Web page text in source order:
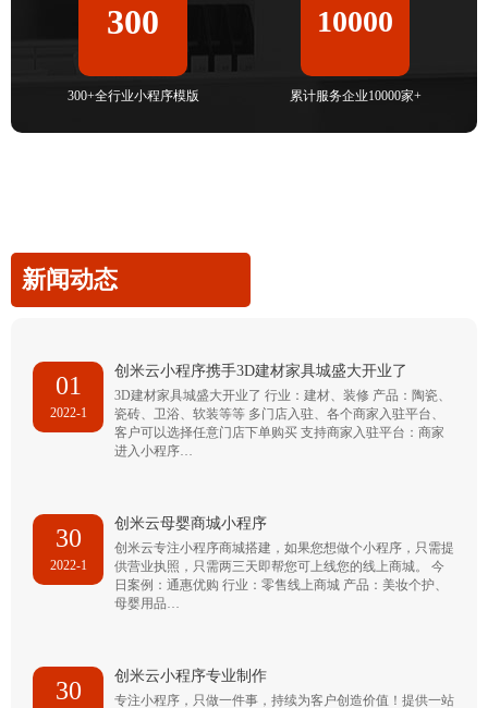
300
300+全行业小程序模版
10000
累计服务企业10000家+
新闻动态
01
2022-1
创米云小程序携手3D建材家具城盛大开业了
3D建材家具城盛大开业了 行业：建材、装修 产品：陶瓷、
瓷砖、卫浴、软装等等 多门店入驻、各个商家入驻平台、
客户可以选择任意门店下单购买 支持商家入驻平台：商家
进入小程序…
30
2022-1
创米云母婴商城小程序
创米云专注小程序商城搭建，如果您想做个小程序，只需提
供营业执照，只需两三天即帮您可上线您的线上商城。 今
日案例：通惠优购 行业：零售线上商城 产品：美妆个护、
母婴用品…
30
创米云小程序专业制作
专注小程序，只做一件事，持续为客户创造价值！提供一站